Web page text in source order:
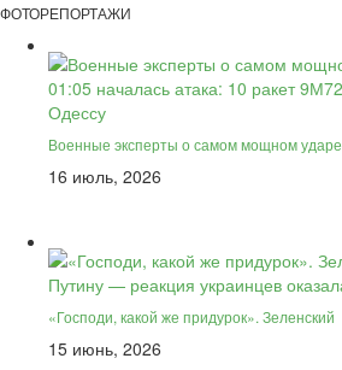
ФОТОРЕПОРТАЖИ
Военные эксперты о самом мощном ударе
16 июль, 2026
«Господи, какой же придурок». Зеленский
15 июнь, 2026